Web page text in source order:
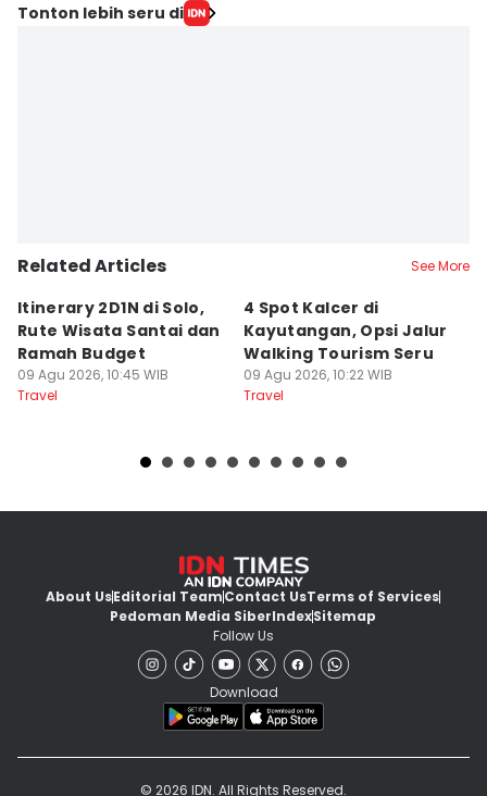
Tonton lebih seru di
Related Articles See More
Itinerary 2D1N di Solo,
Rute Wisata Santai dan
Ramah Budget
09 Agu 2026, 10:45 WIB
Travel
4 Spot Kalcer di
Kayutangan, Opsi Jalur
Walking Tourism Seru
09 Agu 2026, 10:22 WIB
Travel
About UsEditorial TeamContact UsTerms of Services
Pedoman Media SiberIndexSitemap
Follow Us
Download
© 2026 IDN. All Rights Reserved.